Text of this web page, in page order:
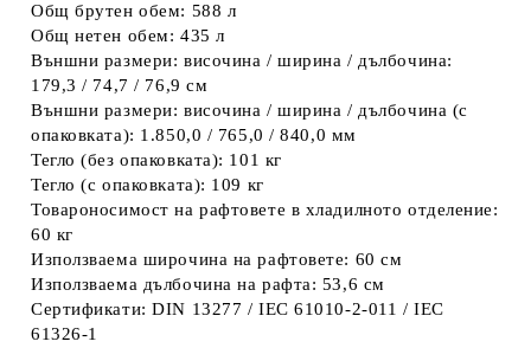
Общ брутен обем: 588 л
Общ нетен обем: 435 л
Външни размери: височина / ширина / дълбочина:
179,3 / 74,7 / 76,9 см
Външни размери: височина / ширина / дълбочина (с
опаковката): 1.850,0 / 765,0 / 840,0 мм
Тегло (без опаковката): 101 кг
Тегло (с опаковката): 109 кг
Товароносимост на рафтовете в хладилното отделение:
60 кг
Използваема широчина на рафтовете: 60 см
Използваема дълбочина на рафта: 53,6 см
Сертификати: DIN 13277 / IEC 61010-2-011 / IEC
61326-1